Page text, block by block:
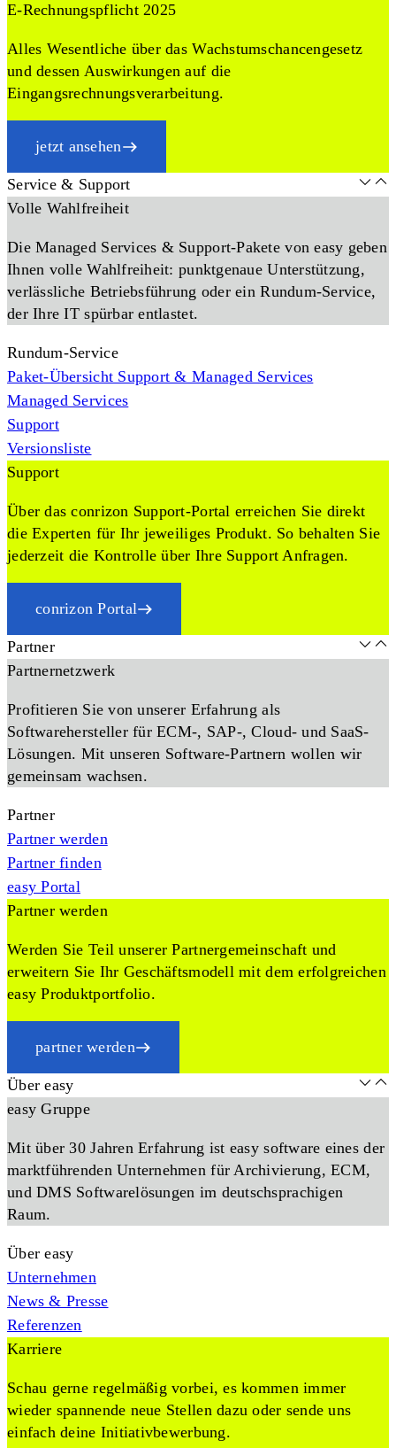
E-Rechnungspflicht 2025
Alles Wesentliche über das Wachstumschancengesetz
und dessen Auswirkungen auf die
Eingangsrechnungsverarbeitung.
jetzt ansehen
Service & Support
Volle Wahlfreiheit
Die Managed Services & Support-Pakete von easy geben
Ihnen volle Wahlfreiheit: punktgenaue Unterstützung,
verlässliche Betriebsführung oder ein Rundum-Service,
der Ihre IT spürbar entlastet.
Rundum-Service
Paket-Übersicht Support & Managed Services
Managed Services
Support
Versionsliste
Support
Über das conrizon Support-Portal erreichen Sie direkt
die Experten für Ihr jeweiliges Produkt. So behalten Sie
jederzeit die Kontrolle über Ihre Support Anfragen.
conrizon Portal
Partner
Partnernetzwerk
Profitieren Sie von unserer Erfahrung als
Softwarehersteller für ECM-, SAP-, Cloud- und SaaS-
Lösungen. Mit unseren Software-Partnern wollen wir
gemeinsam wachsen.
Partner
Partner werden
Partner finden
easy Portal
Partner werden
Werden Sie Teil unserer Partnergemeinschaft und
erweitern Sie Ihr Geschäftsmodell mit dem erfolgreichen
easy Produktportfolio.
partner werden
Über easy
easy Gruppe
Mit über 30 Jahren Erfahrung ist easy software eines der
marktführenden Unternehmen für Archivierung, ECM,
und DMS Softwarelösungen im deutschsprachigen
Raum.
Über easy
Unternehmen
News & Presse
Referenzen
Karriere
Schau gerne regelmäßig vorbei, es kommen immer
wieder spannende neue Stellen dazu oder sende uns
einfach deine Initiativbewerbung.